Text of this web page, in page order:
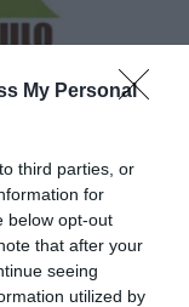
My Personal
third parties, or
for
below opt-out
that after your
seeing
utilized by
Trail